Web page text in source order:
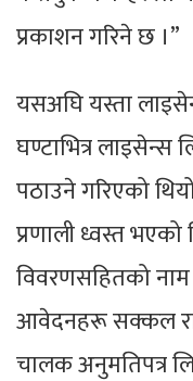
प्रकाशन गरिने छ ।”
यसअघि यस्ता
घण्टाभित्र
पठाउने गरिएको
प्रणाली ध्वस्त
विवरणसहितको
आवेदनहरू सक्कल
चालक अनुमतिपत्र